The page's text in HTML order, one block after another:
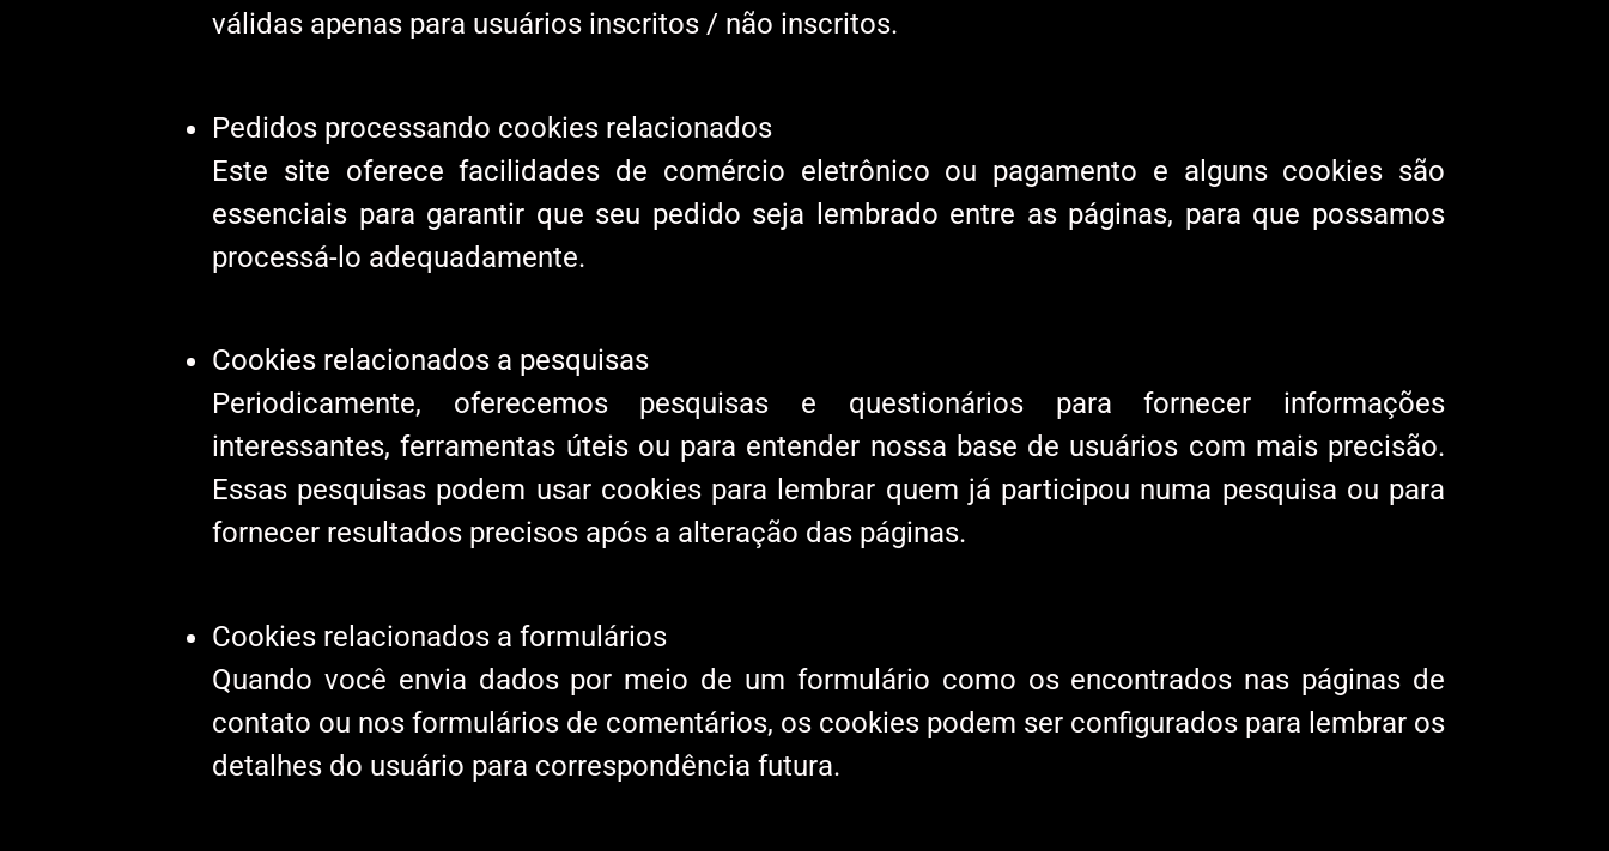
válidas apenas para usuários inscritos / não inscritos.
Pedidos processando cookies relacionados
Este site oferece facilidades de comércio eletrônico ou pagamento e alguns cookies são
essenciais para garantir que seu pedido seja lembrado entre as páginas, para que possamos
processá-lo adequadamente.
Cookies relacionados a pesquisas
Periodicamente, oferecemos pesquisas e questionários para fornecer informações
interessantes, ferramentas úteis ou para entender nossa base de usuários com mais precisão.
Essas pesquisas podem usar cookies para lembrar quem já participou numa pesquisa ou para
fornecer resultados precisos após a alteração das páginas.
Cookies relacionados a formulários
Quando você envia dados por meio de um formulário como os encontrados nas páginas de
contato ou nos formulários de comentários, os cookies podem ser configurados para lembrar os
detalhes do usuário para correspondência futura.